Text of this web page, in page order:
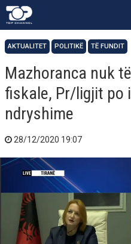
AKTUALITET POLITIKË TË FUNDIT
Mazhoranca nuk
fiskale, Pr/ligjit po
ndryshime
28/12/2020 19:07